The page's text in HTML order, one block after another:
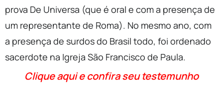
prova De Universa (que é oral e com a presença de
um representante de Roma). No mesmo ano, com
a presença de surdos do Brasil todo, foi ordenado
sacerdote na Igreja São Francisco de Paula.
Clique aqui e confira seu testemunho